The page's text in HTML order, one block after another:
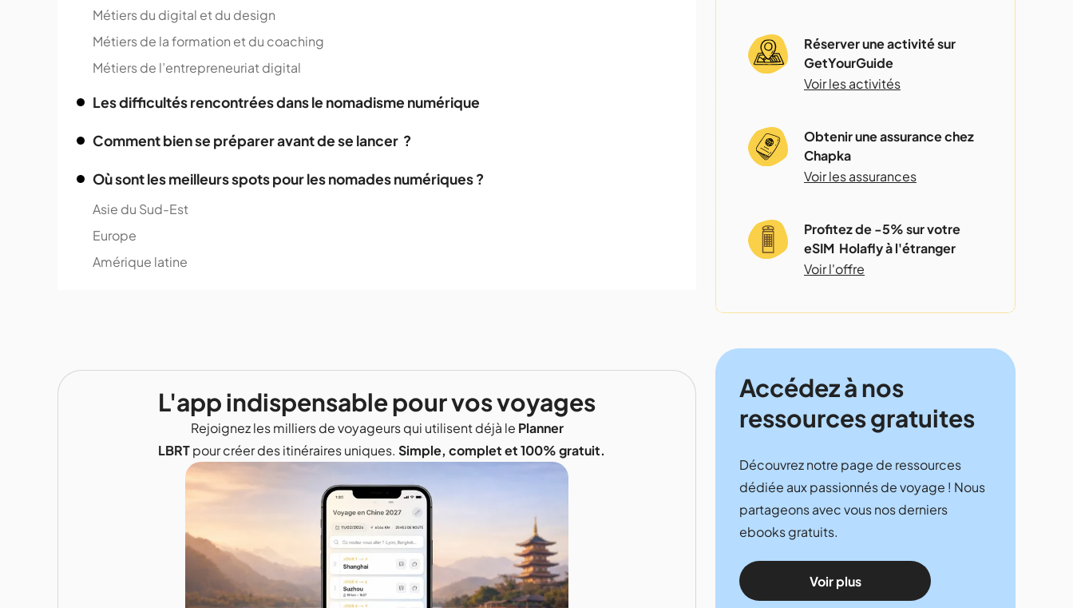
Métiers du digital et du design
Métiers de la formation et du coaching
Métiers de l’entrepreneuriat digital
Les difficultés rencontrées dans le nomadisme numérique
Comment bien se préparer avant de se lancer ?
Où sont les meilleurs spots pour les nomades numériques ?
Asie du Sud-Est
Europe
Amérique latine
L'app indispensable pour vos voyages
Rejoignez les milliers de voyageurs qui utilisent déjà le Planner
LBRTpour créer des itinéraires uniques. Simple, complet et 100% gratuit.
Réserver une activité sur
GetYourGuide
Voir les activités
Obtenir une assurance chez
Chapka
Voir les assurances
Profitez de -5% sur votre
eSIM Holafly à l'étranger
Voir l'offre
Accédez à nos
ressources gratuites
Découvrez notre page de ressources
dédiée aux passionnés de voyage ! Nous
partageons avec vous nos derniers
ebooks gratuits.
Voir plus